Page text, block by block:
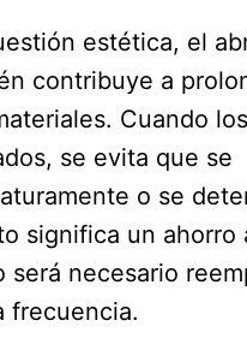
estética, el
contribuye a
Cuando
se evita que se
o se
significa un ahorro
será necesario
frecuencia.